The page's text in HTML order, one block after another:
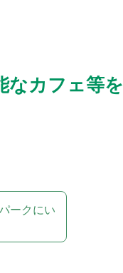
なカフェ等を
ークにい